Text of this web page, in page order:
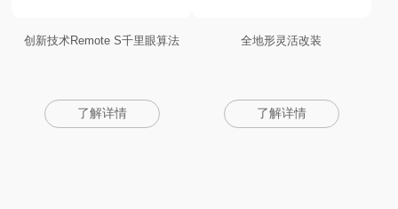
创新技术Remote S千里眼算法
了解详情
全地形灵活改装
了解详情